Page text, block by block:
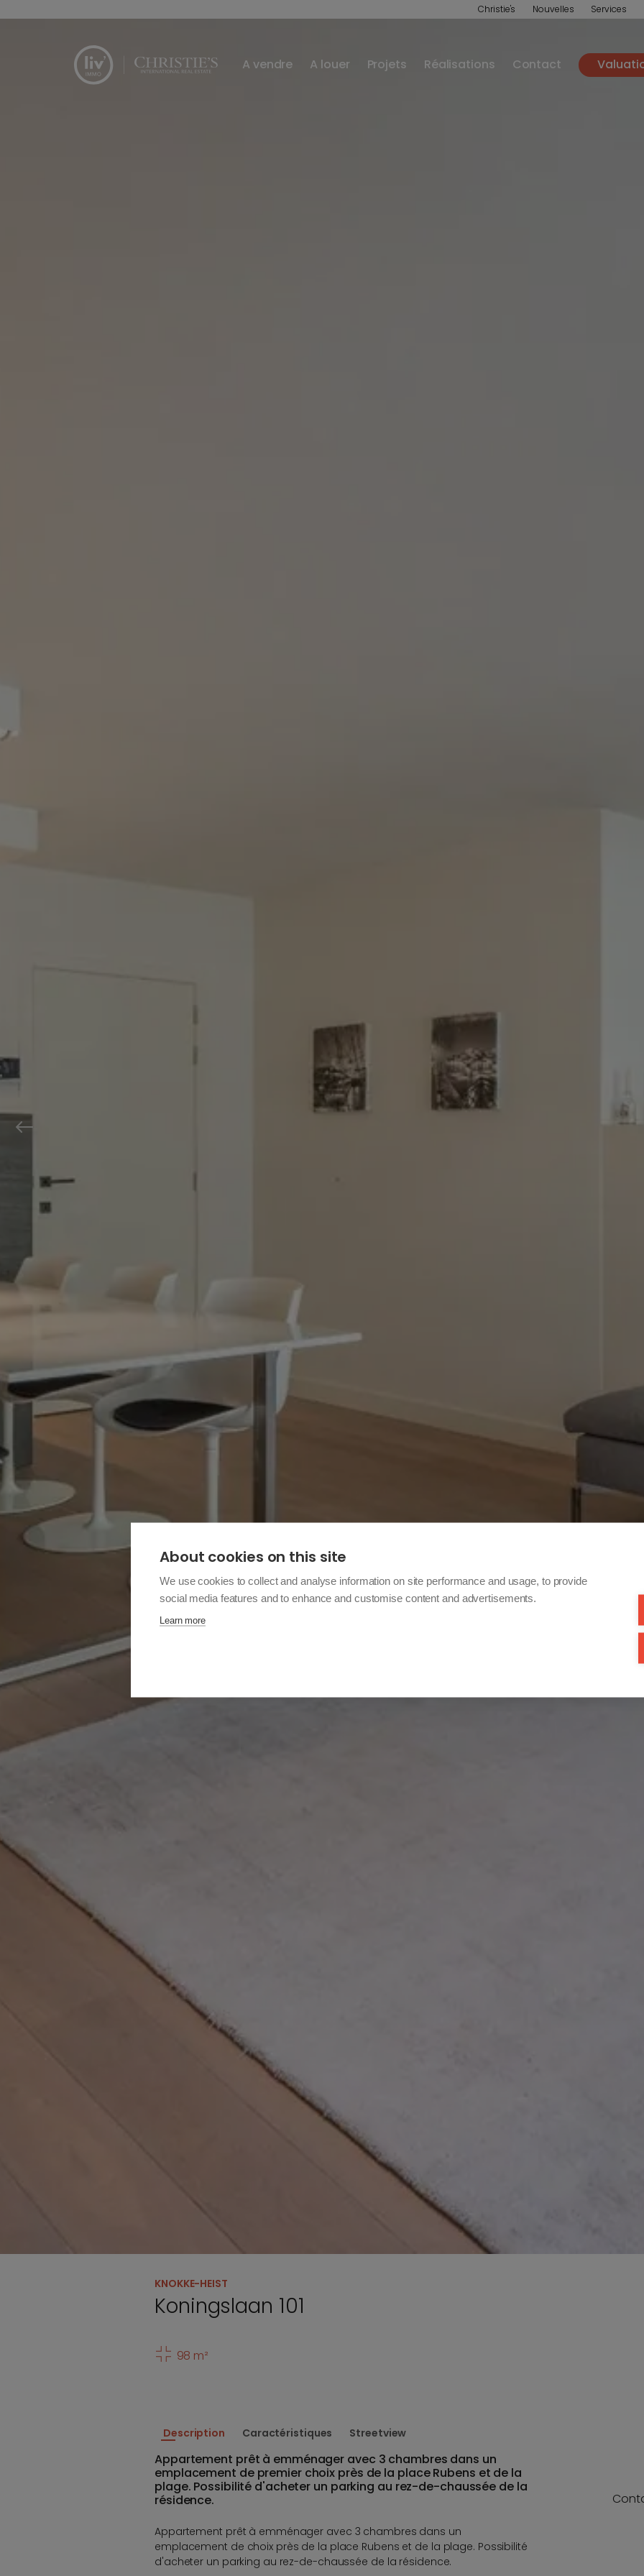
Christie's Nouvelles Services
A vendre A louer Projets Réalisations Contact
KNOKKE-HEIST
Koningslaan 101
98 m²
Description Caractéristiques Streetview
Appartement prêt à emménager avec 3 chambres dans un
emplacement de premier choix près de la place Rubens et de la
plage. Possibilité d'acheter un parking au rez-de-chaussée de la
résidence.
Appartement prêt à emménager avec 3 chambres dans un
emplacement de choix près de la place Rubens et de la plage. Possibilité
d'acheter un parking au rez-de-chaussée de la résidence.
About cookies on this site
We use cookies to collect and analyse information on site performance and usage, to provide
social media features and to enhance and customise content and advertisements.
Learn more